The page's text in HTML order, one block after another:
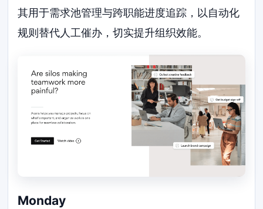
其用于需求池管理与跨职能进度追踪，以自动化
规则替代人工催办，切实提升组织效能。
Monday